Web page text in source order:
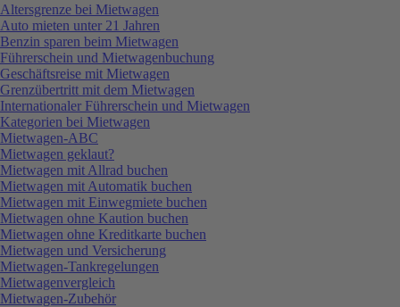
Altersgrenze bei Mietwagen
Auto mieten unter 21 Jahren
Benzin sparen beim Mietwagen
Führerschein und Mietwagenbuchung
Geschäftsreise mit Mietwagen
Grenzübertritt mit dem Mietwagen
Internationaler Führerschein und Mietwagen
Kategorien bei Mietwagen
Mietwagen-ABC
Mietwagen geklaut?
Mietwagen mit Allrad buchen
Mietwagen mit Automatik buchen
Mietwagen mit Einwegmiete buchen
Mietwagen ohne Kaution buchen
Mietwagen ohne Kreditkarte buchen
Mietwagen und Versicherung
Mietwagen-Tankregelungen
Mietwagenvergleich
Mietwagen-Zubehör